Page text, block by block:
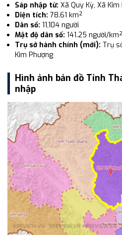
Sáp nhập từ: Xã Quy Kỳ, Xã Kim
Diện tích: 78.61 km²
Dân số: 11,104 người
Mật độ dân số: 141.25 người/km²
Trụ sở hành chính (mới): Trụ
Kim Phượng
Hình ảnh bản đồ Tỉnh
nhập